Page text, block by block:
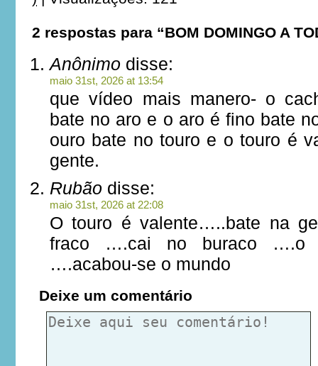
2 respostas para “BOM DOMINGO A
Anônimo disse:
maio 31st, 2026 at 13:54
que vídeo mais manero- o
bate no aro e o aro é fino bate
ouro bate no touro e o touro é
gente.
Rubão disse:
maio 31st, 2026 at 22:08
O touro é valente…..bate na
fraco ….cai no buraco ….o
….acabou-se o mundo
Deixe um comentário